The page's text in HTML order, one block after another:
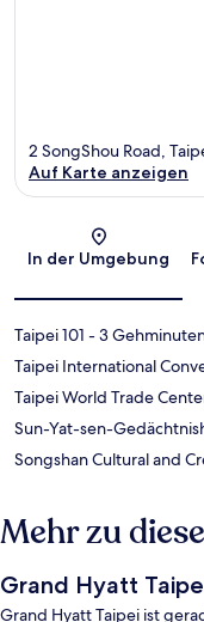
2 SongShou Road,
Auf Karte anzeigen
In der Umgebung
Taipei 101 - 3
Taipei International
Taipei World Trade
Sun-Yat-sen-
Songshan Cultural and
Mehr zu
Grand Hyatt
Grand Hyatt Taipei ist